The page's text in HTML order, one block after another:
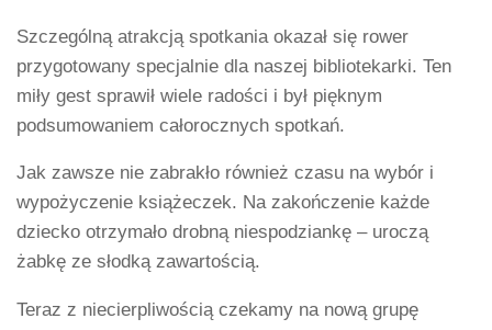
Szczególną atrakcją spotkania okazał się rower
przygotowany specjalnie dla naszej bibliotekarki. Ten
miły gest sprawił wiele radości i był pięknym
podsumowaniem całorocznych spotkań.
Jak zawsze nie zabrakło również czasu na wybór i
wypożyczenie książeczek. Na zakończenie każde
dziecko otrzymało drobną niespodziankę – uroczą
żabkę ze słodką zawartością.
Teraz z niecierpliwością czekamy na nową grupę